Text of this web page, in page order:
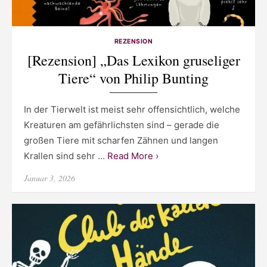
REZENSION
[Rezension] „Das Lexikon gruseliger
Tiere“ von Philip Bunting
In der Tierwelt ist meist sehr offensichtlich, welche
Kreaturen am gefährlichsten sind – gerade die
großen Tiere mit scharfen Zähnen und langen
Krallen sind sehr … Read More ›
Posted
Januar 3, 2026